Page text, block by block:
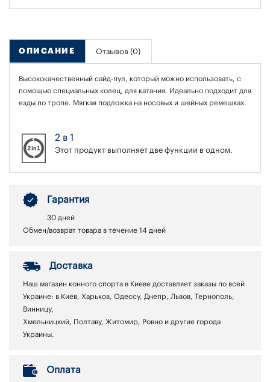
ОПИСАНИЕ Отзывов (0)
Высококачественный сайд-пул, который можно использовать, с
помощью специальных колец, для катания. Идеально подходит для
езды по тропе. Мягкая подложка на носовых и шейных ремешках.
2 в 1
Этот продукт выполняет две функции в одном.
Гарантия
30 дней
Обмен/возврат товара в течение 14 дней
Доставка
Наш магазин конного спорта в Киеве доставляет заказы по всей
Украине: в Киев, Харьков, Одессу, Днепр, Львов, Тернополь,
Винницу,
Хмельницкий, Полтаву, Житомир, Ровно и другие города
Украины.
Оплата